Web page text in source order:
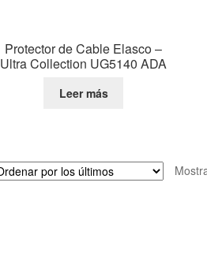
Protector de Cable Elasco –
Ultra Collection UG5140 ADA
Leer más